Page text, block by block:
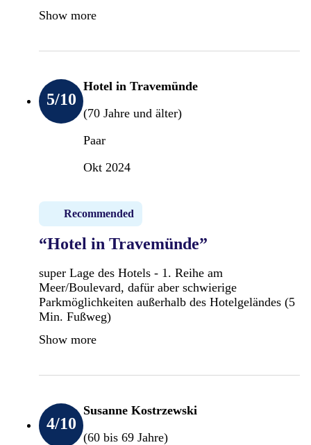
Show more
5/10
Hotel in Travemünde
(70 Jahre und älter)
Paar
Okt 2024
Recommended
“Hotel in Travemünde”
super Lage des Hotels - 1. Reihe am
Meer/Boulevard, dafür aber schwierige
Parkmöglichkeiten außerhalb des Hotelgeländes (5
Min. Fußweg)
Show more
4/10
Susanne Kostrzewski
(60 bis 69 Jahre)